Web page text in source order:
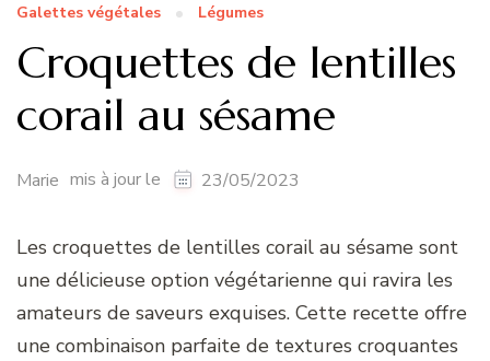
Galettes végétales Légumes
Croquettes de lentilles
corail au sésame
Marie mis à jour le 23/05/2023
Les croquettes de lentilles corail au sésame sont
une délicieuse option végétarienne qui ravira les
amateurs de saveurs exquises. Cette recette offre
une combinaison parfaite de textures croquantes